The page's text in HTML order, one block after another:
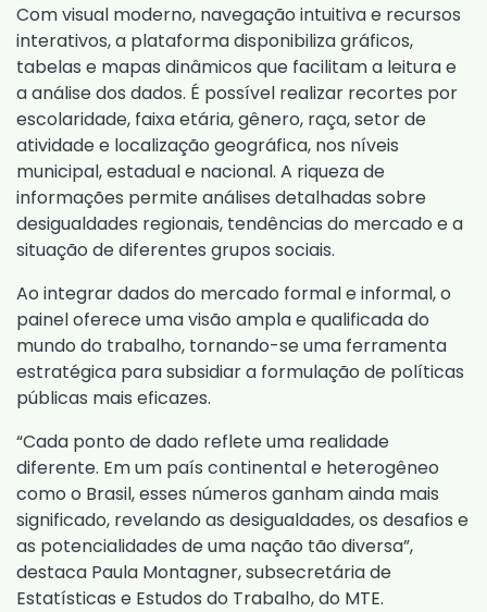
Com visual moderno, navegação intuitiva e recursos
interativos, a plataforma disponibiliza gráficos,
tabelas e mapas dinâmicos que facilitam a leitura e
a análise dos dados. É possível realizar recortes por
escolaridade, faixa etária, gênero, raça, setor de
atividade e localização geográfica, nos níveis
municipal, estadual e nacional. A riqueza de
informações permite análises detalhadas sobre
desigualdades regionais, tendências do mercado e a
situação de diferentes grupos sociais.
Ao integrar dados do mercado formal e informal, o
painel oferece uma visão ampla e qualificada do
mundo do trabalho, tornando-se uma ferramenta
estratégica para subsidiar a formulação de políticas
públicas mais eficazes.
“Cada ponto de dado reflete uma realidade
diferente. Em um país continental e heterogêneo
como o Brasil, esses números ganham ainda mais
significado, revelando as desigualdades, os desafios e
as potencialidades de uma nação tão diversa”,
destaca Paula Montagner, subsecretária de
Estatísticas e Estudos do Trabalho, do MTE.